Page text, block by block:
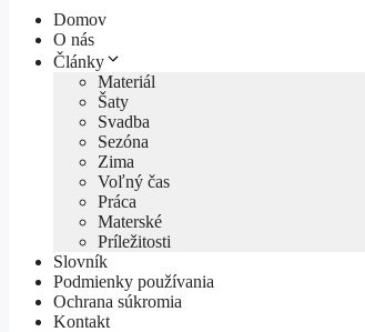
Domov
O nás
Články
Materiál
Šaty
Svadba
Sezóna
Zima
Voľný čas
Práca
Materské
Príležitosti
Slovník
Podmienky používania
Ochrana súkromia
Kontakt